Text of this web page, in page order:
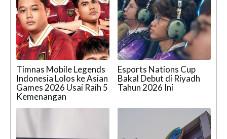
Timnas Mobile Legends
Indonesia Lolos ke Asian
Games 2026 Usai Raih 5
Kemenangan
Esports Nations Cup
Bakal Debut di Riyadh
Tahun 2026 Ini